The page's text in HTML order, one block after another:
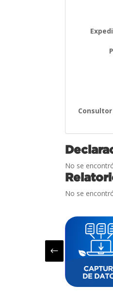
No se
No se
#